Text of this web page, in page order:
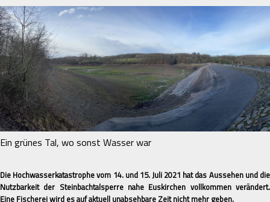
Ein grünes Tal, wo sonst Wasser war
Die Hochwasserkatastrophe vom 14. und 15. Juli 2021 hat das Aussehen und die
Nutzbarkeit der Steinbachtalsperre nahe Euskirchen vollkommen verändert.
Eine Fischerei wird es auf aktuell unabsehbare Zeit nicht mehr geben.